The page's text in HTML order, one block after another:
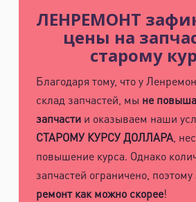
ЛЕНРЕМОНТ
цены на
старому
Благодаря тому, что у
склад запчастей, мы не
запчастии оказываем наши
СТАРОМУ КУРСУ ДОЛЛАРА,
повышение курса. Однако
запчастей ограничено, поэтому
ремонт как можно скорее!